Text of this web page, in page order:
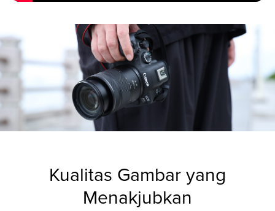
Kualitas Gambar yang
Menakjubkan